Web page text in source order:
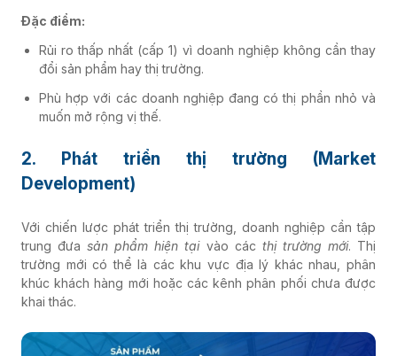
Đặc điểm:
Rủi ro thấp nhất (cấp 1) vì doanh nghiệp không cần thay
đổi sản phẩm hay thị trường.
Phù hợp với các doanh nghiệp đang có thị phần nhỏ và
muốn mở rộng vị thế.
2. Phát triển thị trường (Market
Development)
Với chiến lược phát triển thị trường, doanh nghiệp cần tập
trung đưasản phẩm hiện tạivào các thị trường mới. Thị
trường mới có thể là các khu vực địa lý khác nhau, phân
khúc khách hàng mới hoặc các kênh phân phối chưa được
khai thác.